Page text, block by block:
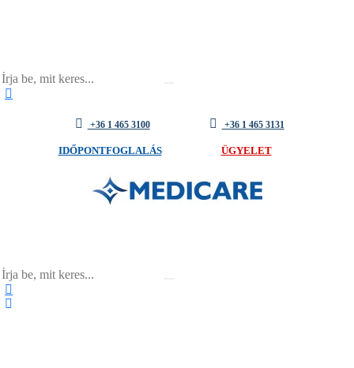
+36 1 465 3100 +36 1 465 3131
IDŐPONTFOGLALÁS ÜGYELET